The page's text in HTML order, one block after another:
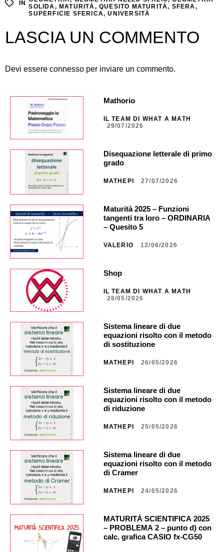
IN
SOLIDA, MATURITÀ,QUESITO MATURITÀ, SFERA,
SUPERFICIE SFERICA,UNIVERSITÀ
LASCIA UN COMMENTO
Devi essere connesso per inviare un commento.
Mathorio
IL TEAM DI WHAT A MATH
29/07/2026
Disequazione letterale di primo
grado
MATHEPI 27/07/2026
Maturità 2025 – Funzioni
tangenti tra loro – ORDINARIA
– Quesito 5
VALERIO 12/06/2026
Shop
IL TEAM DI WHAT A MATH
28/05/2026
Sistema lineare di due
equazioni risolto con il metodo
di sostituzione
MATHEPI 26/05/2026
Sistema lineare di due
equazioni risolto con il metodo
di riduzione
MATHEPI 25/05/2026
Sistema lineare di due
equazioni risolto con il metodo
di Cramer
MATHEPI 24/05/2026
MATURITÀ SCIENTIFICA 2025
– PROBLEMA 2 – punto d) con
calc. grafica CASIO fx-CG50 _